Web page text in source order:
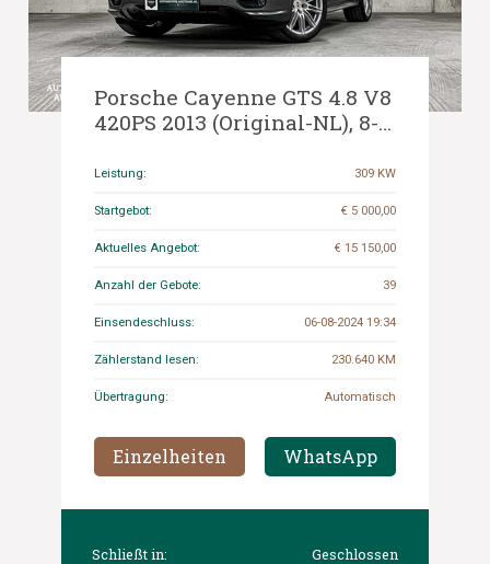
Porsche Cayenne GTS 4.8 V8
420PS 2013 (Original-NL), 8-
Leistung: 309 KW
Startgebot: € 5 000,00
Aktuelles Angebot: € 15 150,00
Anzahl der Gebote: 39
Einsendeschluss: 06-08-2024 19:34
Zählerstand lesen: 230.640 KM
Übertragung: Automatisch
Einzelheiten WhatsApp
Schließt in:
Geschlossen